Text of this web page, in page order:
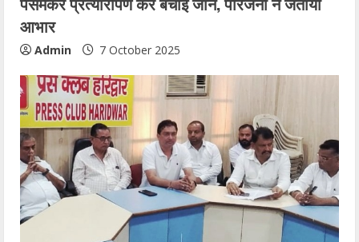
आभार
Admin 7 October 2025